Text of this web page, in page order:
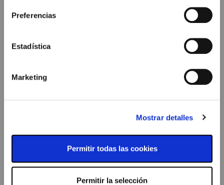
Preferencias
Estadística
Marketing
Mostrar detalles
Permitir todas las cookies
Permitir la selección
Museo De Arte